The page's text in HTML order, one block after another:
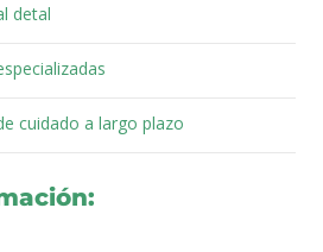
detal
cuidado a largo plazo